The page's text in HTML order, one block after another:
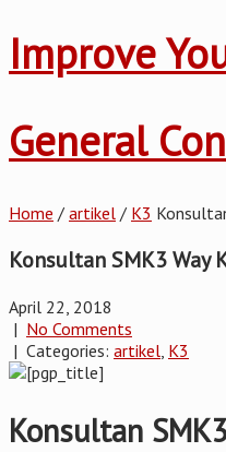
Improve
General
Home / artikel / K3
Konsultan SMK3 Way
April 22, 2018
| No Comments
| Categories: artikel K3
Konsultan